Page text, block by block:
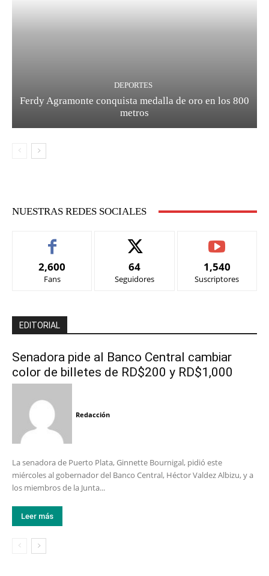
DEPORTES
Ferdy Agramonte conquista medalla de oro en los 800
metros
NUESTRAS REDES SOCIALES
2,600
Fans
64
Seguidores
1,540
Suscriptores
EDITORIAL
Senadora pide al Banco Central cambiar
color de billetes de RD$200 y RD$1,000
Redacción
La senadora de Puerto Plata, Ginnette Bournigal, pidió este
miércoles al gobernador del Banco Central, Héctor Valdez Albizu, y a
los miembros de la Junta...
Leer más